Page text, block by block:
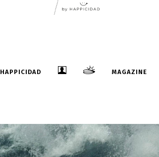
HAPPICIDAD MAGAZINE